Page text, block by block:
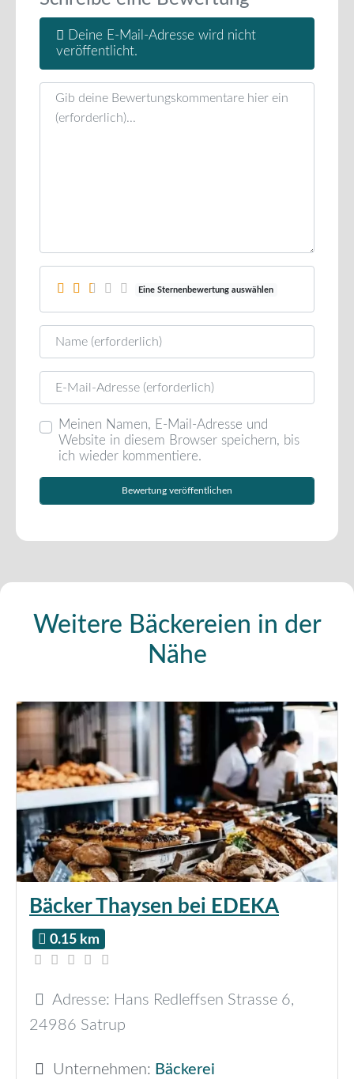
Deine E-Mail-Adresse wird nicht
veröffentlicht.
Rezensionstext
Eine Sternenbewertung auswählen
Name
E-Mail
Meinen Namen, E-Mail-Adresse und
Website in diesem Browser speichern, bis
ich wieder kommentiere.
Weitere Bäckereien in der
Nähe
Bäcker Thaysen bei EDEKA
0.15 km
Adresse: Hans Redleffsen Strasse 6,
24986 Satrup
Unternehmen: Bäckerei